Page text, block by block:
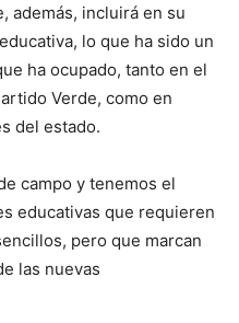
además, incluirá en su
lo que ha sido un
ha ocupado, tanto en el
Verde, como en
del estado.
campo y tenemos el
educativas que requieren
pero que marcan
las nuevas